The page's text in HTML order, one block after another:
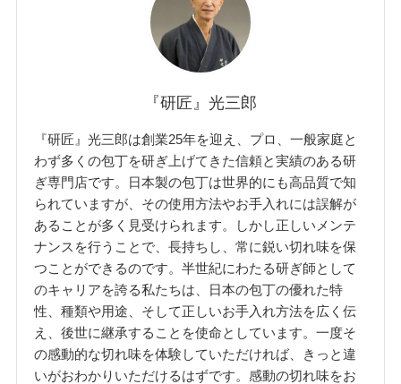
『研匠』光三郎
『研匠』光三郎は創業25年を迎え、プロ、一般家庭と
わず多くの包丁を研ぎ上げてきた信頼と実績のある研
ぎ専門店です。日本製の包丁は世界的にも高品質で知
られていますが、その使用方法やお手入れには誤解が
あることが多く見受けられます。しかし正しいメンテ
ナンスを行うことで、長持ちし、常に鋭い切れ味を保
つことができるのです。半世紀にわたる研ぎ師として
のキャリアを誇る私たちは、日本の包丁の優れた特
性、種類や用途、そして正しいお手入れ方法を広く伝
え、後世に継承することを使命としています。一度そ
の感動的な切れ味を体験していただければ、きっと違
いがおわかりいただけるはずです。感動の切れ味をお